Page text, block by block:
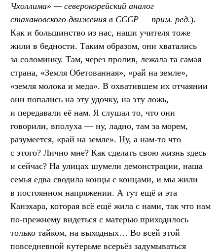
Чхоллима» — северокорейский аналог
стахановского движения в СССР — прим. ред.).
Как и большинство из нас, наши учителя тоже
жили в бедности. Таким образом, они хватались
за соломинку. Там, через пролив, лежала та самая
страна, «Земля Обетованная», «рай на земле»,
«земля молока и меда». В охватившем их отчаянии
они попались на эту удочку, на эту ложь,
и передавали её нам. Я слушал то, что они
говорили, вполуха — ну, ладно, там за морем,
разумеется, «рай на земле». Ну, а нам-то что
с этого? Лично мне? Как сделать свою жизнь здесь
и сейчас? На улицах шумели демонстрации, наша
семья едва сводила концы с концами, и мы жили
в постоянном напряжении. А тут ещё и эта
Канэхара, которая всё ещё жила с нами, так что нам
по-прежнему видеться с матерью приходилось
только тайком, на выходных… Во всей этой
повседневной кутерьме всерьёз задумываться